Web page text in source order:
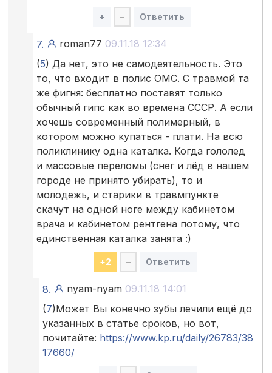
+ – Ответить
7. roman77 09.11.18 12:34
(5) Да нет, это не самодеятельность. Это
то, что входит в полис ОМС. С травмой та
же фигня: бесплатно поставят только
обычный гипс как во времена СССР. А если
хочешь современный полимерный, в
котором можно купаться - плати. На всю
поликлинику одна каталка. Когда гололед
и массовые переломы (снег и лёд в нашем
городе не принято убирать), то и
молодежь, и старики в травмпункте
скачут на одной ноге между кабинетом
врача и кабинетом рентгена потому, что
единственная каталка занята :)
+2 – Ответить
8. nyam-nyam 09.11.18 14:01
(7)Может Вы конечно зубы лечили ещё до
указанных в статье сроков, но вот,
почитайте: https://www.kp.ru/daily/26783/38
17660/